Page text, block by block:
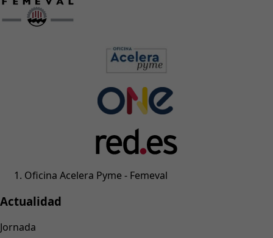
Oficina Acelera Pyme - Femeval
Actualidad
Jornada